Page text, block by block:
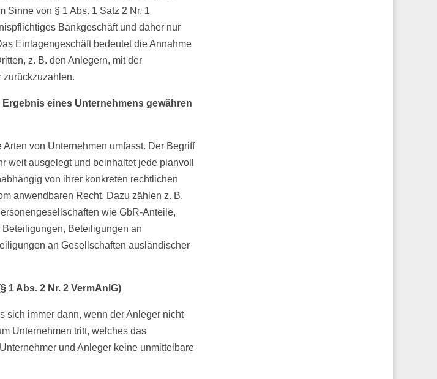
Sinne von § 1 Abs. 1 Satz 2 Nr. 1
Bankgeschäft und daher nur
Einlagengeschäft bedeutet die Annahme
z. B. den Anlegern, mit der
zurückzuzahlen.
eines Unternehmens gewähren
von Unternehmen umfasst. Der Begriff
weit ausgelegt und beinhaltet jede planvoll
von ihrer konkreten rechtlichen
anwendbaren Recht. Dazu zählen z. B.
wie GbR-Anteile,
Beteiligungen an
an Gesellschaften ausländischer
1 Abs. 2 Nr. 2 VermAnlG)
sich immer dann, wenn der Anleger nicht
Unternehmen tritt, welches das
und Anleger keine unmittelbare